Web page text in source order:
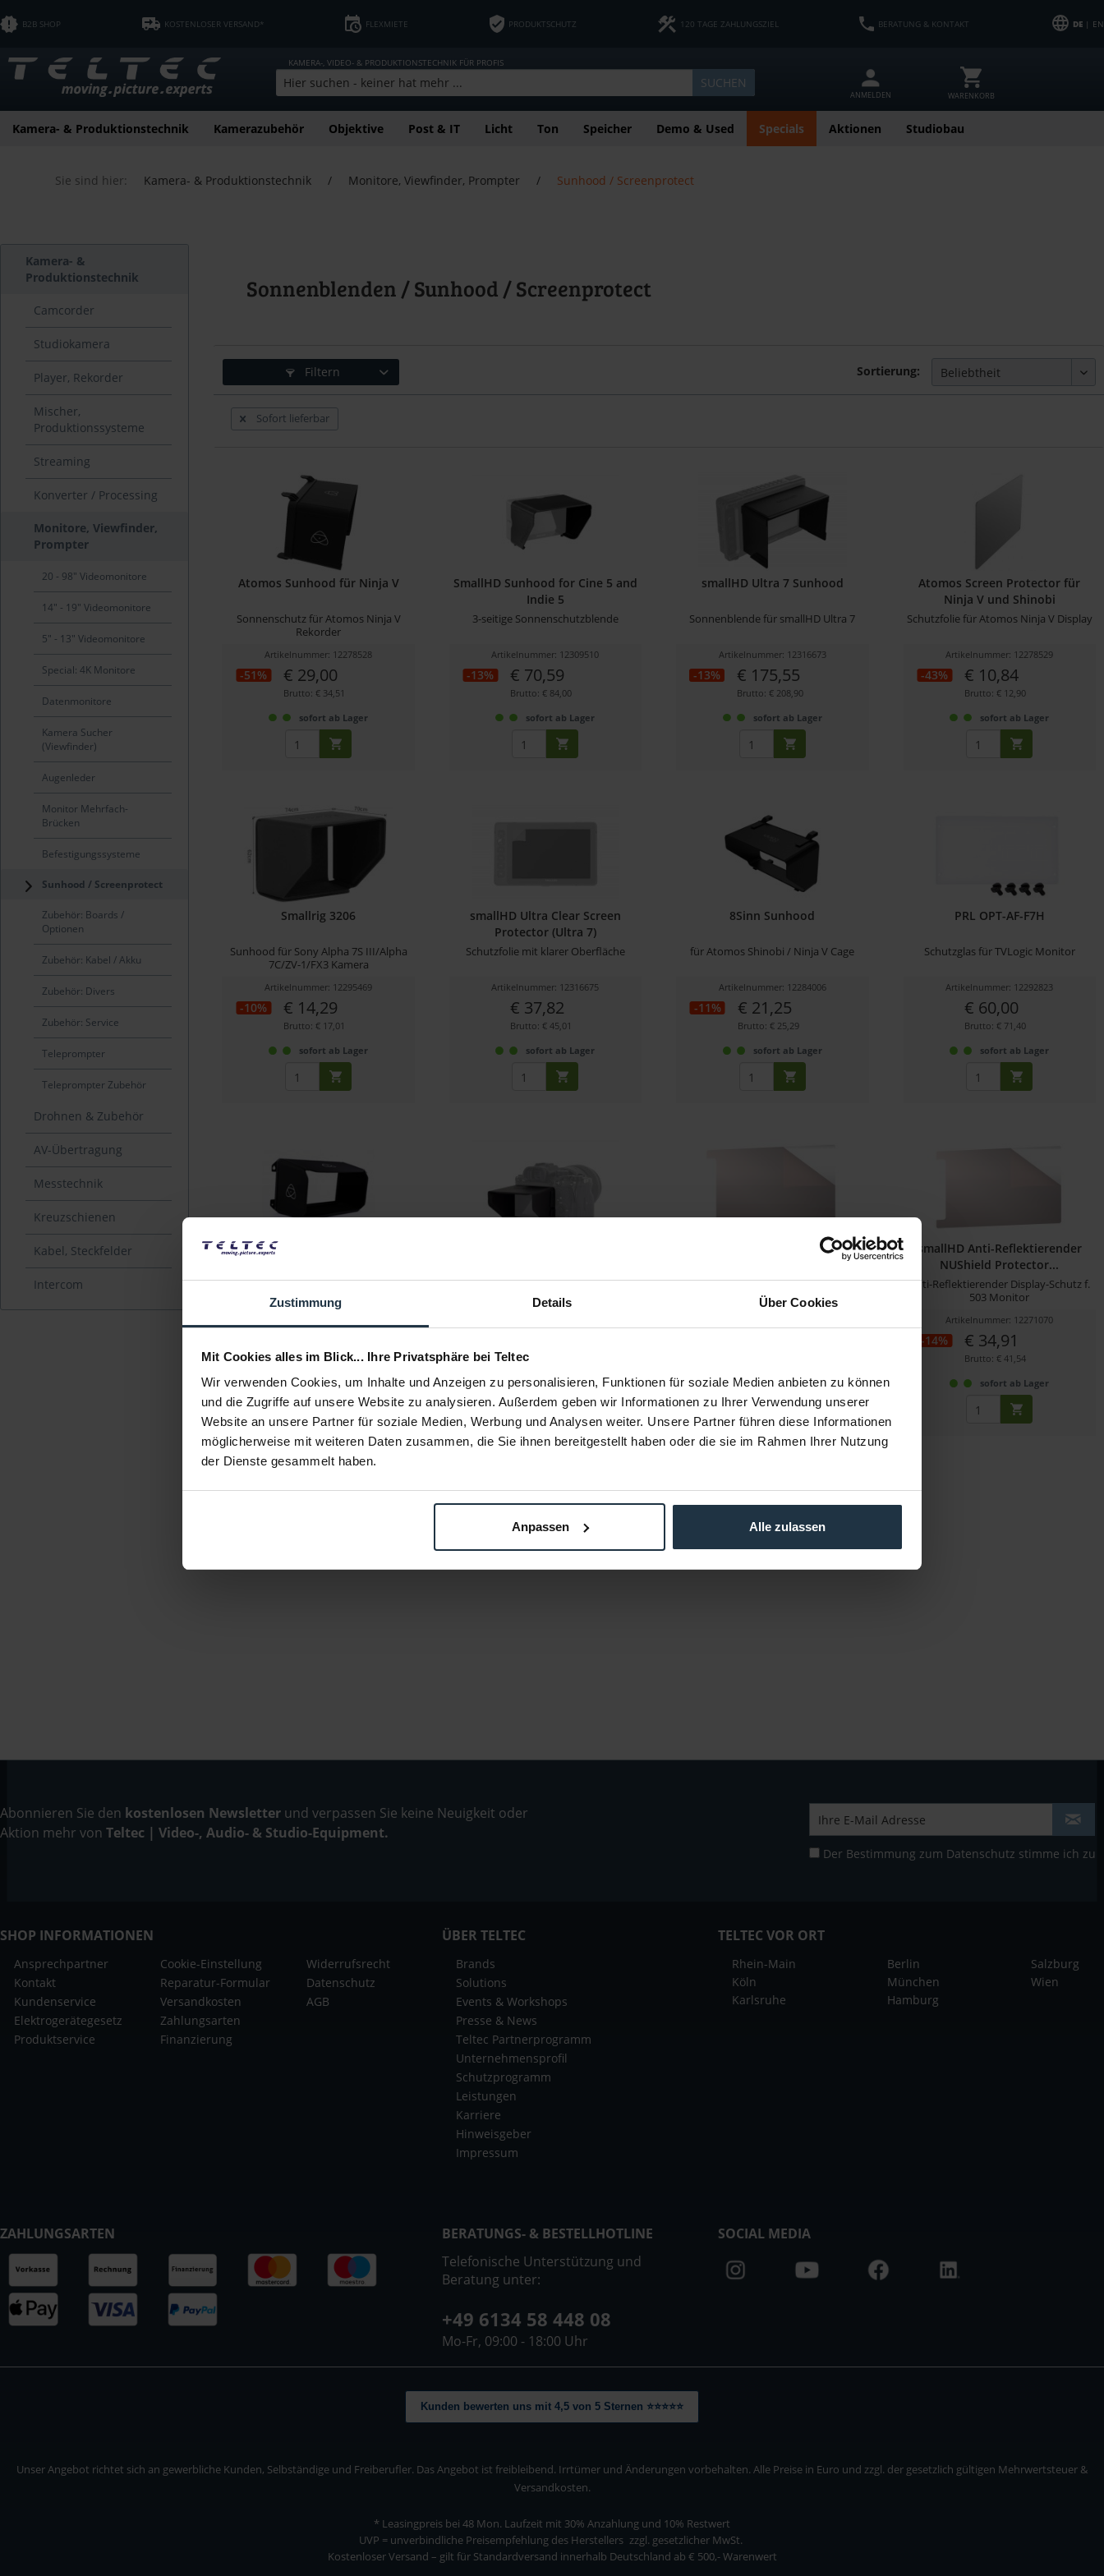
Zustimmung Details Über Cookies
Mit Cookies alles im Blick... Ihre Privatsphäre bei Teltec
Wir verwenden Cookies, um Inhalte und Anzeigen zu personalisieren, Funktionen für soziale Medien anbieten zu können
und die Zugriffe auf unsere Website zu analysieren. Außerdem geben wir Informationen zu Ihrer Verwendung unserer
Website an unsere Partner für soziale Medien, Werbung und Analysen weiter. Unsere Partner führen diese Informationen
möglicherweise mit weiteren Daten zusammen, die Sie ihnen bereitgestellt haben oder die sie im Rahmen Ihrer Nutzung
der Dienste gesammelt haben.
Anpassen Alle zulassen
B2B SHOP KOSTENLOSER VERSAND* FLEXMIETE PRODUKTSCHUTZ 120 TAGE ZAHLUNGSZIEL BERATUNG & KONTAKT DE| EN
KAMERA-, VIDEO- & PRODUKTIONSTECHNIK FÜR PROFIS
SUCHEN
ANMELDEN WARENKORB
Kamera- & Produktionstechnik Kamerazubehör Objektive Post & IT Licht Ton Speicher Demo & Used Specials Aktionen Studiobau
Sie sind hier: Kamera- & Produktionstechnik / Monitore, Viewfinder, Prompter / Sunhood / Screenprotect
Kamera- &
Produktionstechnik
Camcorder
Studiokamera
Player, Rekorder
Mischer,
Produktionssysteme
Streaming
Konverter / Processing
Monitore, Viewfinder,
Prompter
20 - 98" Videomonitore
14" - 19" Videomonitore
5" - 13" Videomonitore
Special: 4K Monitore
Datenmonitore
Kamera Sucher
(Viewfinder)
Augenleder
Monitor Mehrfach-
Brücken
Befestigungssysteme
Sunhood / Screenprotect
Zubehör: Boards /
Optionen
Zubehör: Kabel / Akku
Zubehör: Divers
Zubehör: Service
Teleprompter
Teleprompter Zubehör
Drohnen & Zubehör
AV-Übertragung
Messtechnik
Kreuzschienen
Kabel, Steckfelder
Intercom
Sonnenblenden / Sunhood / Screenprotect
Filtern Sortierung:
Sofort lieferbar
Atomos Sunhood für Ninja V
Sonnenschutz für Atomos Ninja V
Rekorder
Artikelnummer: 12278528
-51% € 29,00
Brutto: € 34,51
sofort ab Lager
SmallHD Sunhood for Cine 5 and
Indie 5
3-seitige Sonnenschutzblende
Artikelnummer: 12309510
-13% € 70,59
Brutto: € 84,00
sofort ab Lager
smallHD Ultra 7 Sunhood
Sonnenblende für smallHD Ultra 7
Artikelnummer: 12316673
-13% € 175,55
Brutto: € 208,90
sofort ab Lager
Atomos Screen Protector für
Ninja V und Shinobi
Schutzfolie für Atomos Ninja V Display
Artikelnummer: 12278529
-43% € 10,84
Brutto: € 12,90
sofort ab Lager
Smallrig 3206
Sunhood für Sony Alpha 7S III/Alpha
7C/ZV-1/FX3 Kamera
Artikelnummer: 12295469
-10% € 14,29
Brutto: € 17,01
sofort ab Lager
smallHD Ultra Clear Screen
Protector (Ultra 7)
Schutzfolie mit klarer Oberfläche
Artikelnummer: 12316675
€ 37,82
Brutto: € 45,01
sofort ab Lager
8Sinn Sunhood
für Atomos Shinobi / Ninja V Cage
Artikelnummer: 12284006
-11% € 21,25
Brutto: € 25,29
sofort ab Lager
PRL OPT-AF-F7H
Schutzglas für TVLogic Monitor
Artikelnummer: 12292823
€ 60,00
Brutto: € 71,40
sofort ab Lager
Atomos Sumo19 Sunhood
Für den 4K Recorder/HDR-Monitor
Sumo19
Brutto: € 208,85
sofort ab Lager
Spezielle Sonnenblende für Sony
A7/A9/A1 Serie
Brutto: € 11,89
sofort ab Lager
smallHD Anti-Reflektierender
Anti-Reflektierender Display-Schutz f.
703 Monitor
sofort ab Lager
smallHD Anti-Reflektierender
NUShield Protector...
Anti-Reflektierender Display-Schutz f.
503 Monitor
Artikelnummer: 12271070
-14% € 34,91
Brutto: € 41,54
sofort ab Lager
Abonnieren Sie den kostenlosen Newsletter und verpassen Sie keine Neuigkeit oder
Aktion mehr von Teltec | Video-, Audio- & Studio-Equipment.
Der Bestimmung zum Datenschutz stimme ich zu
SHOP INFORMATIONEN
Ansprechpartner
Kontakt
Kundenservice
Elektrogerätegesetz
Produktservice
Cookie-Einstellung
Reparatur-Formular
Versandkosten
Zahlungsarten
Finanzierung
Widerrufsrecht
Datenschutz
AGB
ÜBER TELTEC
Brands
Solutions
Events & Workshops
Presse & News
Teltec Partnerprogramm
Unternehmensprofil
Schutzprogramm
Leistungen
Karriere
Hinweisgeber
Impressum
TELTEC VOR ORT
Rhein-Main
Köln
Karlsruhe
Berlin
München
Hamburg
Salzburg
Wien
ZAHLUNGSARTEN
BERATUNGS- & BESTELLHOTLINE
Telefonische Unterstützung und
Beratung unter:
+49 6134 58 448 08
Mo-Fr, 09:00 - 18:00 Uhr
SOCIAL MEDIA
Kunden bewerten uns mit 4,5 von 5 Sternen ⭐⭐⭐⭐⭐
Unser Angebot richtet sich an gewerbliche Kunden, Selbständige und Freiberufler. Das Angebot ist freibleibend. Irrtümer und Änderungen vorbehalten. Alle Preise in Euro und zzgl. der gesetzlich gültigen Mehrwertsteuer &
Versandkosten.
* Leasingpreis bei 48 Mon. Laufzeit mit 30% Anzahlung und 10% Restwert
UVP = unverbindliche Preisempfehlung des Herstellers zzgl. gesetzlicher MwSt.
Kostenloser Versand – gilt für Standardversand innerhalb Deutschland ab € 500,- Warenwert